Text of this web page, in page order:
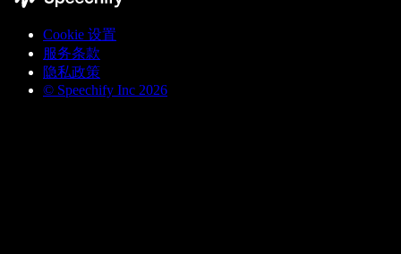
Cookie 设置
服务条款
隐私政策
© Speechify Inc 2026